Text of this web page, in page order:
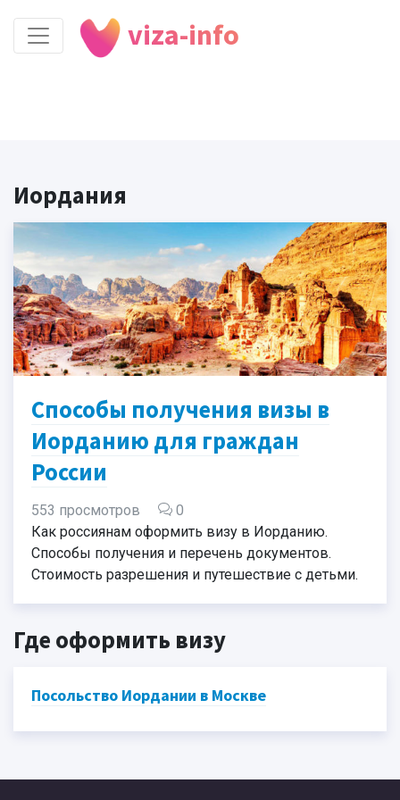
viza-info
Иордания
Способы получения визы в
Иорданию для граждан
России
553 просмотров
0
Как россиянам оформить визу в Иорданию.
Способы получения и перечень документов.
Стоимость разрешения и путешествие с детьми.
Где оформить визу
Посольство Иордании в Москве